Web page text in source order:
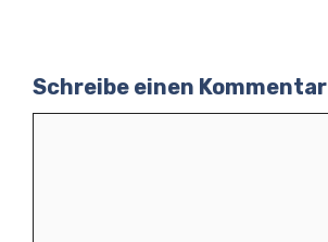
Schreibe einen Kommentar